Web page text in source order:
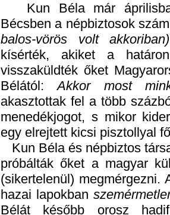
Kun Béla már
Bécsben a népbiztosok
balos-vörös volt akkoriban)
Bélától:Akkor most
egy elrejtett kicsi pisztollyal
Kun Béla és népbiztos
próbálták őket a magyar
(sikertelenül)
hazai lapokban